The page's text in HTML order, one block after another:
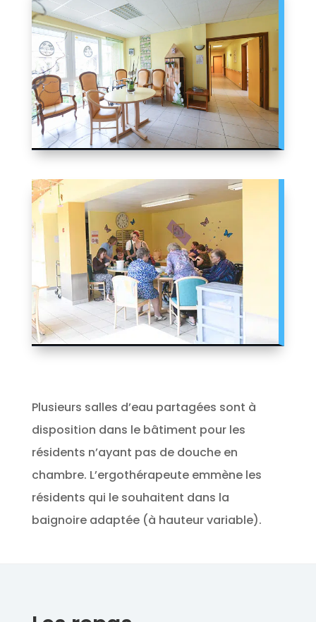
Plusieurs salles d’eau partagées sont à
disposition dans le bâtiment pour les
résidents n’ayant pas de douche en
chambre. L’ergothérapeute emmène les
résidents qui le souhaitent dans la
baignoire adaptée (à hauteur variable).